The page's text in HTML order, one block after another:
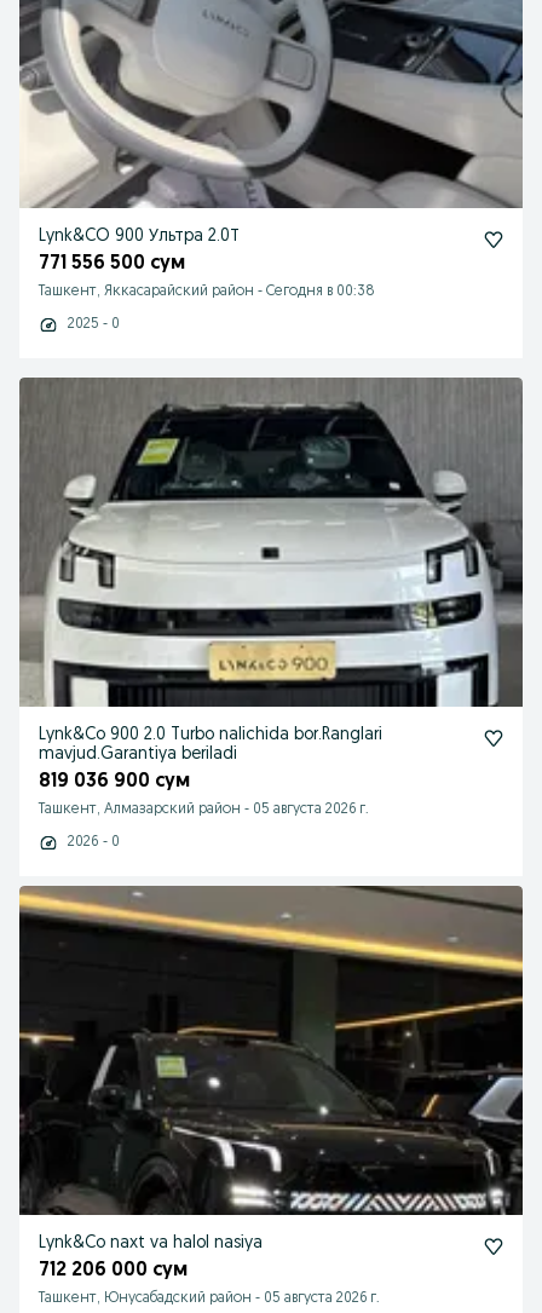
Lynk&CO 900 Ультра 2.0Т
771 556 500 сум
Ташкент, Яккасарайский район - Сегодня в 00:38
2025 - 0
Lynk&Co 900 2.0 Turbo nalichida bor.Ranglari
mavjud.Garantiya beriladi
819 036 900 сум
Ташкент, Алмазарский район - 05 августа 2026 г.
2026 - 0
Lynk&Co naxt va halol nasiya
712 206 000 сум
Ташкент, Юнусабадский район - 05 августа 2026 г.